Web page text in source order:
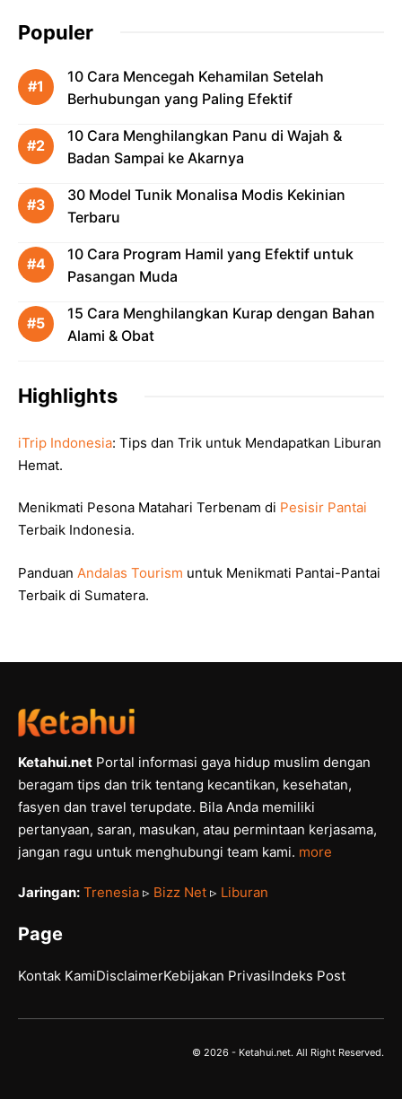
Populer
10 Cara Mencegah Kehamilan Setelah
Berhubungan yang Paling Efektif
10 Cara Menghilangkan Panu di Wajah &
Badan Sampai ke Akarnya
30 Model Tunik Monalisa Modis Kekinian
Terbaru
10 Cara Program Hamil yang Efektif untuk
Pasangan Muda
15 Cara Menghilangkan Kurap dengan Bahan
Alami & Obat
Highlights
iTrip Indonesia: Tips dan Trik untuk Mendapatkan Liburan
Hemat.
Menikmati Pesona Matahari Terbenam di Pesisir Pantai
Terbaik Indonesia.
Panduan Andalas Tourism untuk Menikmati Pantai-Pantai
Terbaik di Sumatera.
Ketahui.net Portal informasi gaya hidup muslim dengan
beragam tips dan trik tentang kecantikan, kesehatan,
fasyen dan travel terupdate. Bila Anda memiliki
pertanyaan, saran, masukan, atau permintaan kerjasama,
jangan ragu untuk menghubungi team kami. more
Jaringan: Trenesia ▹ Bizz Net ▹ Liburan
Page
Kontak KamiDisclaimerKebijakan PrivasiIndeks Post
© 2026 - Ketahui.net. All Right Reserved.